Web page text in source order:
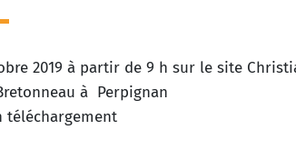
2019 à partir de 9 h sur le site
à Perpignan
téléchargement